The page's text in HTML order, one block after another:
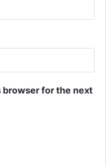
for the next